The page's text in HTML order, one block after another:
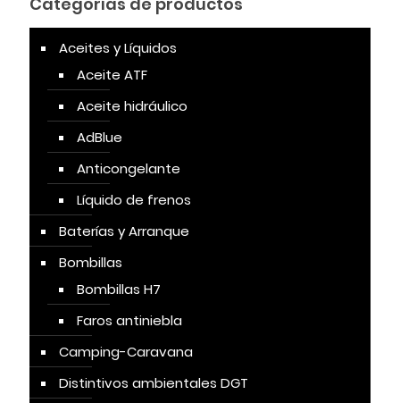
Aceites y Líquidos
Aceite ATF
Aceite hidráulico
AdBlue
Anticongelante
Líquido de frenos
Baterías y Arranque
Bombillas
Bombillas H7
Faros antiniebla
Camping-Caravana
Distintivos ambientales DGT